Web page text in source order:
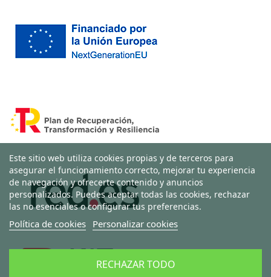
Este sitio web utiliza cookies propias y de terceros para
asegurar el funcionamiento correcto, mejorar tu experiencia
de navegación y ofrecerte contenido y anuncios
personalizados. Puedes aceptar todas las cookies, rechazar
las no esenciales o configurar tus preferencias.
Política de cookies Personalizar cookies
RECHAZAR TODO